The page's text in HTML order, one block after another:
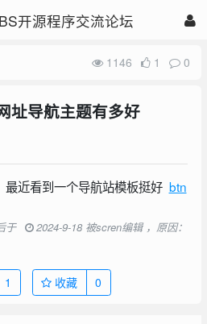
开源程序交流论坛
1146 1 0
址导航主题有多好
近看到一个导航站模板挺好 btn
于 2024-9-18 被scren编辑 ，原因：
1 收藏 0